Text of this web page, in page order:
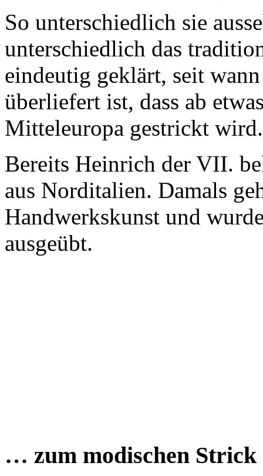
So unterschiedlich sie
unterschiedlich das
eindeutig geklärt, seit
überliefert ist, dass ab
Mitteleuropa gestrickt wird.
Bereits Heinrich der VII.
aus Norditalien. Damals
Handwerkskunst und
ausgeübt.
… zum modischen Strick